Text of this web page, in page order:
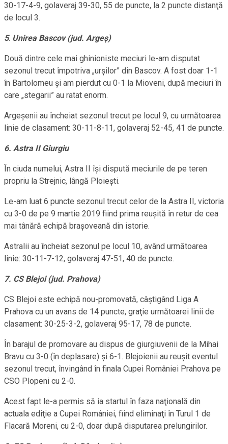
30-17-4-9, golaveraj 39-30, 55 de puncte, la 2 puncte distanţă
de locul 3.
5. Unirea Bascov (jud. Argeş)
Două dintre cele mai ghinioniste meciuri le-am disputat
sezonul trecut împotriva „urşilor” din Bascov. A fost doar 1-1
în Bartolomeu şi am pierdut cu 0-1 la Mioveni, după meciuri în
care „stegarii” au ratat enorm.
Argeşenii au încheiat sezonul trecut pe locul 9, cu următoarea
linie de clasament: 30-11-8-11, golaveraj 52-45, 41 de puncte.
6. Astra II Giurgiu
În ciuda numelui, Astra II îşi dispută meciurile de pe teren
propriu la Strejnic, lângă Ploieşti.
Le-am luat 6 puncte sezonul trecut celor de la Astra II, victoria
cu 3-0 de pe 9 martie 2019 fiind prima reuşită în retur de cea
mai tânără echipă braşoveană din istorie.
Astralii au încheiat sezonul pe locul 10, având următoarea
linie: 30-11-7-12, golaveraj 47-51, 40 de puncte.
7. CS Blejoi (jud. Prahova)
CS Blejoi este echipă nou-promovată, câştigând Liga A
Prahova cu un avans de 14 puncte, graţie următoarei linii de
clasament: 30-25-3-2, golaveraj 95-17, 78 de puncte.
În barajul de promovare au dispus de giurgiuvenii de la Mihai
Bravu cu 3-0 (în deplasare) şi 6-1. Blejoienii au reuşit eventul
sezonul trecut, învingând în finala Cupei României Prahova pe
CSO Plopeni cu 2-0.
Acest fapt le-a permis să ia startul în faza naţională din
actuala ediţie a Cupei României, fiind eliminaţi în Turul 1 de
Flacară Moreni, cu 2-0, doar după disputarea prelungirilor.